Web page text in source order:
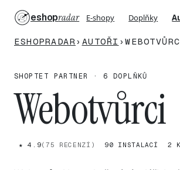
eshopradar E-shopy Doplňky
ESHOPRADAR › AUTOŘI ›
SHOPTET PARTNER · 6 DOPLŇKŮ
Webotvůrci
★ 4.9(75 RECENZÍ) 90 INSTALACÍ 2